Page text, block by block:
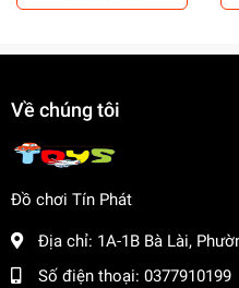
Về chúng tôi
Đồ chơi Tín Phát
Địa chỉ: 1A-1B Bà Lài,
Số điện thoại: 0377910199